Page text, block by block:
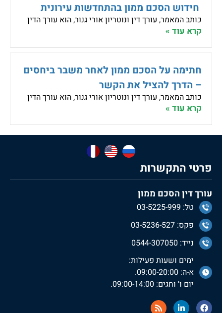
חידוש הסכם ממון בהתחדשות עירונית
כותב המאמר, עורך דין ונוטריון אורי גנור, הוא עורך הדין
קרא עוד »
חתימה על הסכם ממון לאחר משבר ביחסים
– הדרך להציל את הקשר
כותב המאמר, עורך דין ונוטריון אורי גנור, הוא עורך הדין
קרא עוד »
פרטי התקשרות
עורך דין הסכם ממון
טל: 03-5225-999
פקס: 03-5236-527
נייד: 0544-307050
ימים ושעות פעילות:
א-ה: 09:00-20:00.
יום ו׳ וחגים: 09:00-14:00.